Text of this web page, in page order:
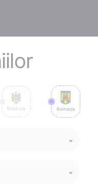
Moldova Romania